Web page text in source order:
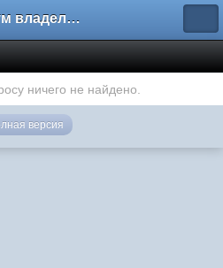
Форум владельцев интернет-магазинов
ничего не найдено.
версия